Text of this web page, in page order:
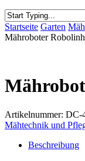
Close
Search
Startseite Garten
Mähroboter
Artikelnummer: DC-
Mähtechnik und
Beschreibung